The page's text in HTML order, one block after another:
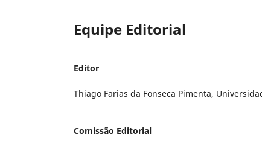
Equipe Editorial
Editor
Thiago Farias da Fonseca Pimenta,
Comissão Editorial